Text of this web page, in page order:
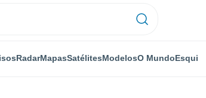
RadarMapasSatélitesModelosO MundoEsqui